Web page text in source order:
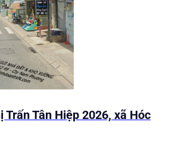
Tân Hiệp 2026, xã Hóc